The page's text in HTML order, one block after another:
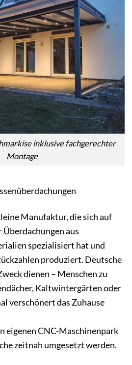
inklusive fachgerechter
Montage
Manufaktur, die sich auf
aus
spezialisiert hat und
produziert. Deutsche
dienen – Menschen zu
Kaltwintergärten oder
verschönert das Zuhause
eigenen CNC-Maschinenpark
zeitnah umgesetzt werden.